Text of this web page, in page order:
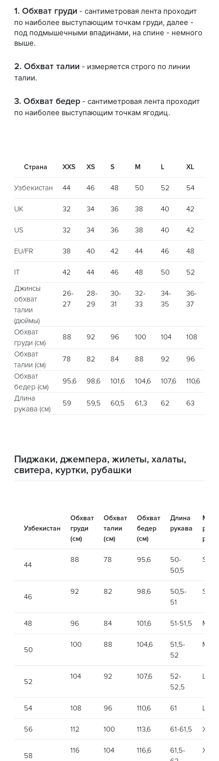
1. Обхват груди - cантиметровая лента проходит
по наиболее выступающим точкам груди, далее -
под подмышечными впадинами, на спине - немного
выше.
2. Обхват талии - измеряется строго по линии
талии.
3. Обхват бедер- сантиметровая лента проходит
по наиболее выступающим точкам ягодиц.
Страна XXS XS S M L XL
Узбекистан 44 46 48 50 52 54
UK 32 34 36 38 40 42
US 32 34 36 38 40 42
EU/FR 38 40 42 44 46 48
IT 42 44 46 48 50 52
Джинсы
обхват
талии
(дюймы)
26-
27
28-
29
30-
31
32-
33
34-
35
36-
37
Обхват
груди (см)
88 92 96 100 104 108
Обхват
талии (см)
78 82 84 88 92 96
Обхват
бедер (см)
95,6 98,6 101,6 104,6 107,6 110,6
Длина
рукава (см)
59 59,5 60,5 61,3 62 63
Пиджаки, джемпера, жилеты, халаты,
свитера, куртки, рубашки
Узбекистан
Обхват
груди
(см)
Обхват
талии
(см)
Обхват
бедер
(см)
Длина
рукава
44
88 78 95,6
50-
50,5
S
46
92 82 98,6
50,5-
51
S
48 96 84 101,6 51-51,5 M
50
100 88 104,6
51,5-
52
M
52
104 92 107,6
52-
52,5
L
54 108 96 110,6 61 L
56 112 100 113,6 61-61,5 XL
58
116 104 116,6
61,5-
XL